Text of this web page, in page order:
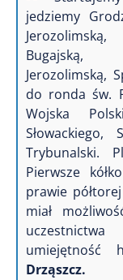
jedziemy
Bugajską,
Jerozolimską,
do ronda św.
Wojska
Trybunalski.
Pierwsze
prawie
miał
Drząszcz.